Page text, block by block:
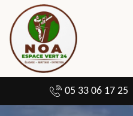
05 33 06 17 25